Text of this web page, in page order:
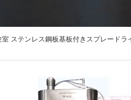
ステンレス鋼板基板付きスプレードラ